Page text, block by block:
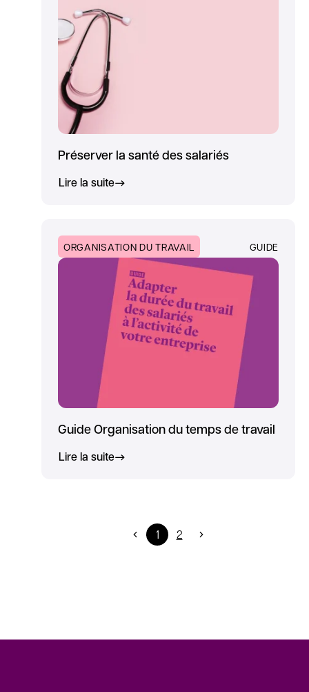
Préserver la santé des salariés
Lire la suite
ORGANISATION DU TRAVAIL GUIDE
Guide Organisation du temps de travail
Lire la suite
1 2